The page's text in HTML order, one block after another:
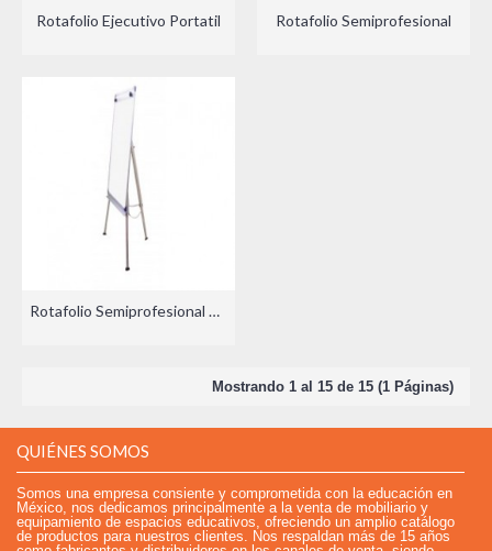
Rotafolio Ejecutivo Portatil Rotafolio Semiprofesional
Rotafolio Semiprofesional Telescópico
Mostrando 1 al 15 de 15 (1 Páginas)
QUIÉNES SOMOS
Somos una empresa consiente y comprometida con la educación en
México, nos dedicamos principalmente a la venta de mobiliario y
equipamiento de espacios educativos, ofreciendo un amplio catálogo
de productos para nuestros clientes. Nos respaldan más de 15 años